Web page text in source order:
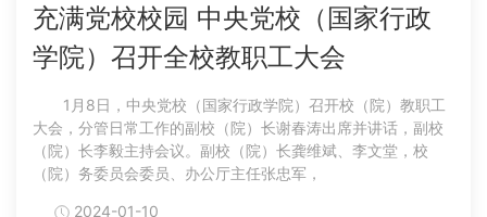
充满党校校园 中央党校（国家行政
学院）召开全校教职工大会
1月8日，中央党校（国家行政学院）召开校（院）教职工
大会，分管日常工作的副校（院）长谢春涛出席并讲话，副校
（院）长李毅主持会议。副校（院）长龚维斌、李文堂，校
（院）务委员会委员、办公厅主任张忠军，
2024-01-10